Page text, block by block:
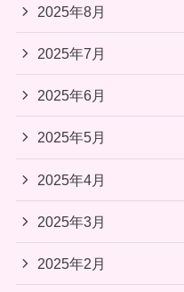
2025年8月
2025年7月
2025年6月
2025年5月
2025年4月
2025年3月
2025年2月